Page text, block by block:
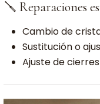
🪛 Reparaciones
Cambio de
Sustitución o
Ajuste de cierres